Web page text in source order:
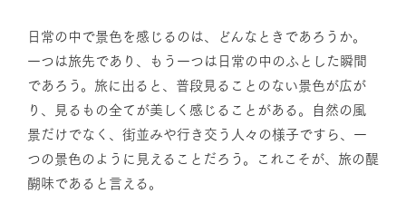
日常の中で景色を感じるのは、どんなときであろうか。
一つは旅先であり、もう一つは日常の中のふとした瞬間
であろう。旅に出ると、普段見ることのない景色が広が
り、見るもの全てが美しく感じることがある。自然の風
景だけでなく、街並みや行き交う人々の様子ですら、一
つの景色のように見えることだろう。これこそが、旅の醍
醐味であると言える。